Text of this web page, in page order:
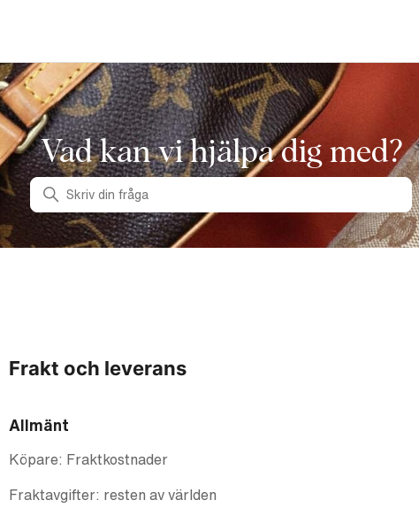
Vad kan vi hjälpa dig med?
Sök
Allmänt
Köpare: Fraktkostnader
Fraktavgifter: resten av världen
Frakt och leverans